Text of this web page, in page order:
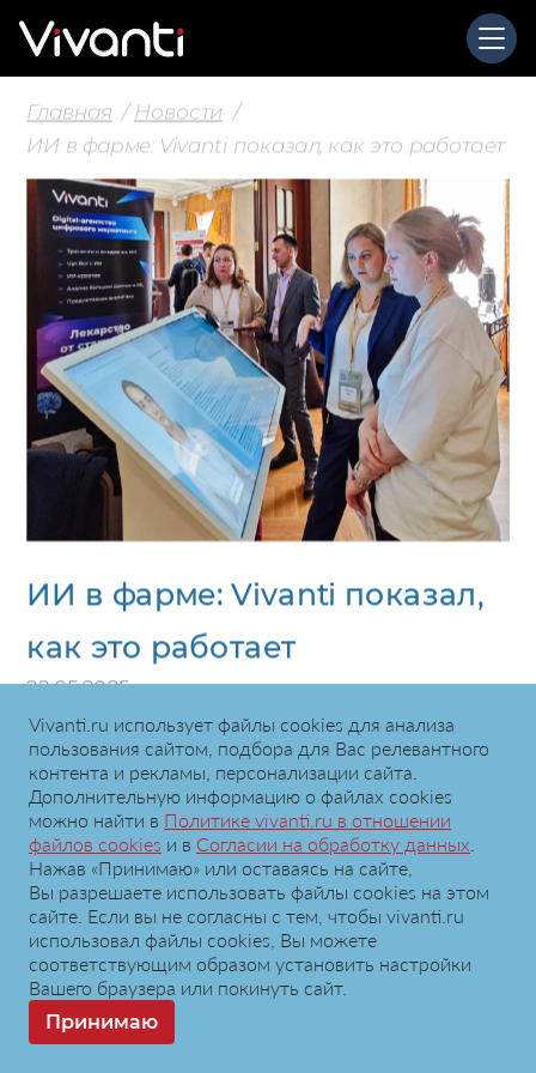
Главная Новости
ИИ в фарме: Vivanti показал, как это работает
ИИ в фарме: Vivanti показал,
как это работает
22.05.2025
21 мая 2025 года командаVivanti
приняла участие в V Ежегодной
конференции"Commercial
Excellence в фарме". Мероприятие
стало ярким событием для
фармацевтического бизнеса,
объединив лидеров индустрии,
менеджеров Commercial Excellence,
SFE, BI и CRM, маркетинга, бренд-
менеджеров и специалистов по
Vivanti.ru использует файлы сookies для анализа
пользования сайтом, подбора для Вас релевантного
контента и рекламы, персонализации сайта.
Дополнительную информацию о файлах cookies
можно найти в Политике vivanti.ru в отношении
файлов cookies и в Согласии на обработку данных
Нажав «Принимаю» или оставаясь на сайте,
Вы разрешаете использовать файлы cookies на этом
сайте. Если вы не согласны с тем, чтобы vivanti.ru
использовал файлы сookies, Вы можете
соответствующим образом установить настройки
Вашего браузера или покинуть сайт.
Принимаю